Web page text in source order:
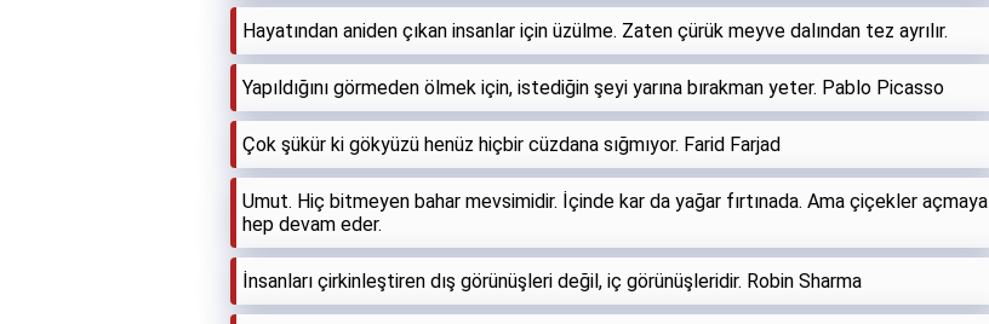
Hayatından aniden çıkan insanlar için üzülme. Zaten çürük meyve dalından tez ayrılır.
Yapıldığını görmeden ölmek için, istediğin şeyi yarına bırakman yeter. Pablo Picasso
Çok şükür ki gökyüzü henüz hiçbir cüzdana sığmıyor. Farid Farjad
Umut. Hiç bitmeyen bahar mevsimidir. İçinde kar da yağar fırtınada. Ama çiçekler açmaya
hep devam eder.
İnsanları çirkinleştiren dış görünüşleri değil, iç görünüşleridir. Robin Sharma